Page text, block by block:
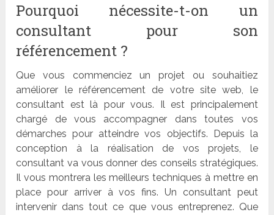
Pourquoi nécessite-t-on un
consultant pour son
référencement ?
Que vous commenciez un projet ou souhaitiez
améliorer le référencement de votre site web, le
consultant est là pour vous. Il est principalement
chargé de vous accompagner dans toutes vos
démarches pour atteindre vos objectifs. Depuis la
conception àla réalisation de vos projets, le
consultant va vous donner des conseils stratégiques.
Il vous montrera les meilleurs techniques à mettre en
place pour arriver à vos fins. Un consultant peut
intervenir dans tout ce que vous entreprenez. Que